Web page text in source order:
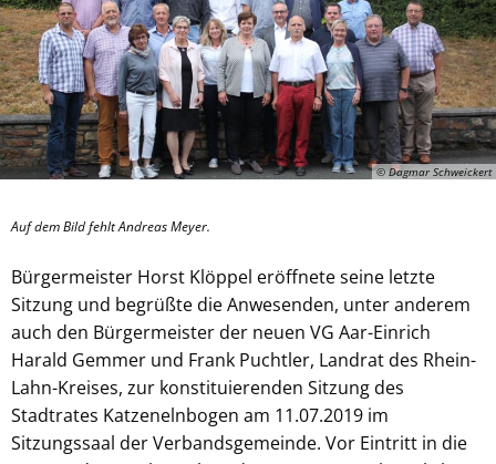
© Dagmar Schweickert
Auf dem Bild fehlt Andreas Meyer.
Bürgermeister Horst Klöppel eröffnete seine letzte
Sitzung und begrüßte die Anwesenden, unter anderem
auch den Bürgermeister der neuen VG Aar-Einrich
Harald Gemmer und Frank Puchtler, Landrat des Rhein-
Lahn-Kreises, zur konstituierenden Sitzung des
Stadtrates Katzenelnbogen am 11.07.2019 im
Sitzungssaal der Verbandsgemeinde. Vor Eintritt in die